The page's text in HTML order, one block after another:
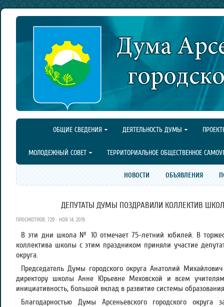
ОБЩИЕ СВЕДЕНИЯ ДЕЯТЕЛЬНОСТЬ ДУМЫ
МОЛОДЕЖНЫЙ СОВЕТ ТЕРРИТОРИАЛЬНОЕ ОБЩЕСТВЕННОЕ
НОВОСТИ ОБЪЯВЛЕНИЯ
ДЕПУТАТЫ ДУМЫ ПОЗДРАВИЛИ КОЛЛЕКТИВ
ПРОСМОТРОВ: 729 · НОЯ 14, 2019
В эти дни школа № 10 отмечает 75-летний юбилей. В
коллектива школы с этим праздником приняли участие
округа.
Председатель Думы городского округа Анатолий
директору школы Анне Юрьевне Меховской и всем
инициативность, большой вклад в развитие системы
Благодарностью Думы Арсеньевского городского округа